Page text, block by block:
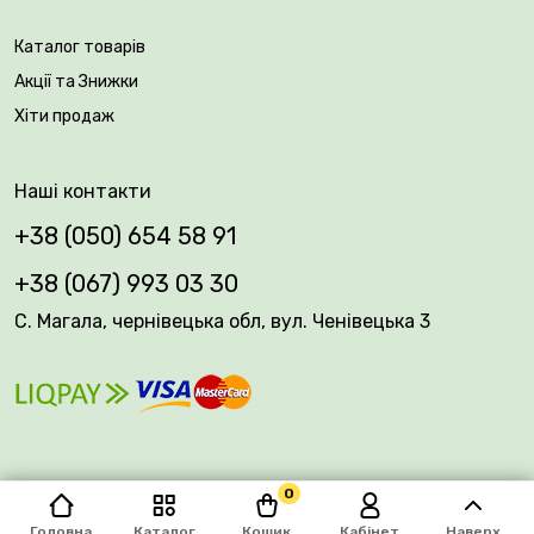
0
Каталог товарів
Акції та Знижки
Хіти продаж
Наші контакти
+38 (050) 654 58 91
+38 (067) 993 03 30
С. Магала, чернівецька обл, вул. Ченівецька 3
© 2026 Plantsvovk.com.ua